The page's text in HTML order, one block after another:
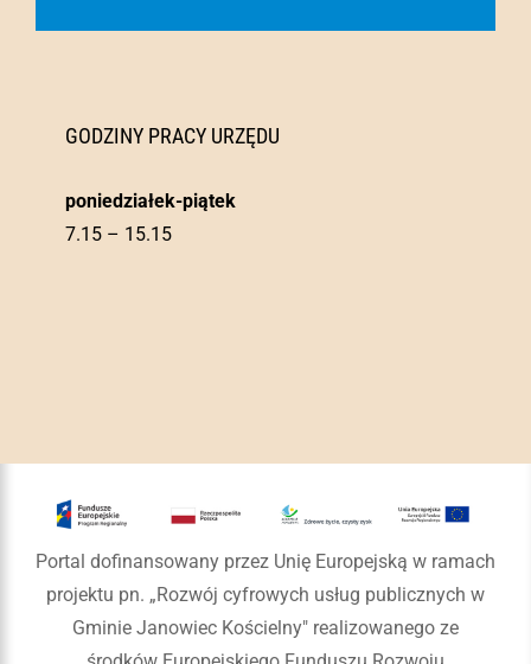
GODZINY PRACY URZĘDU
poniedziałek-piątek
7.15 – 15.15
Portal dofinansowany przez Unię Europejską w ramach
projektu pn. „Rozwój cyfrowych usług publicznych w
Gminie Janowiec Kościelny" realizowanego ze